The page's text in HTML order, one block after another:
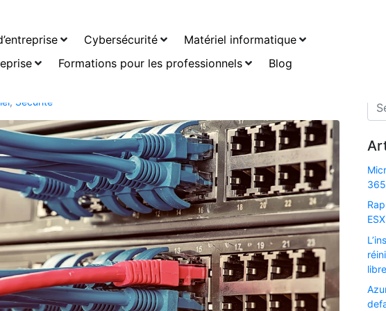
Cybersécurité
Matériel informatique
Formations pour les professionnels Blog
local en entreprise
local en entreprise
, Sécurité
365